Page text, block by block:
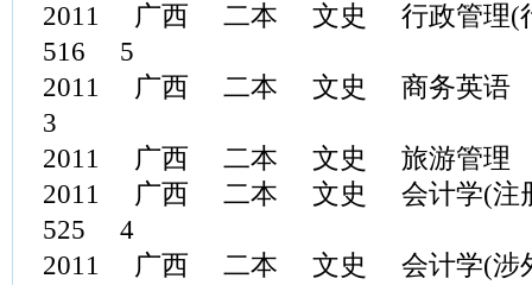
2011 广西 二本 文史 行政管理(行
516 5
2011 广西 二本 文史 商务英语
3
2011 广西 二本 文史 旅游管
2011 广西 二本 文史 会计学(注册
525 4
2011 广西 二本 文史 会计学(涉外